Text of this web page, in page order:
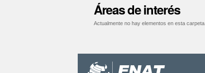
Áreas de interés
Actualmente no hay elementos en esta carpeta.
Documento